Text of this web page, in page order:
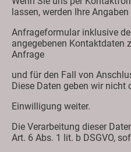
lassen, werden Ihre
Anfrageformular inklusive
angegebenen Kontaktdaten
Anfrage
und für den Fall von
Diese Daten geben wir nicht
Einwilligung weiter.
Die Verarbeitung dieser
Art. 6 Abs. 1 lit. b DSGVO,